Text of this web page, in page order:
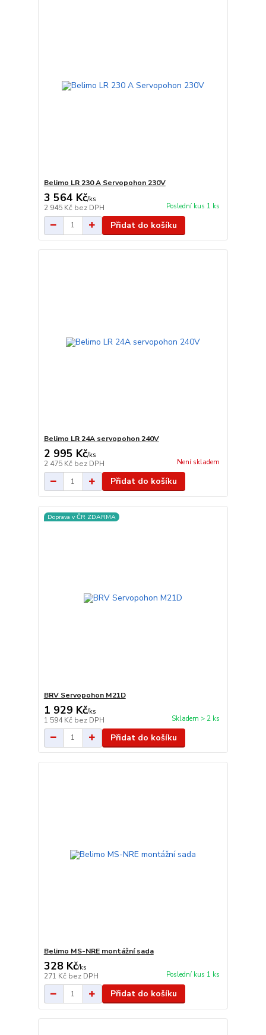
Belimo LR 230 A Servopohon 230V
3 564 Kč/ks
2 945 Kč bez DPH Poslední kus 1 ks
Přidat do košíku
Belimo LR 24A servopohon 240V
2 995 Kč/ks
2 475 Kč bez DPH Není skladem
Přidat do košíku
Doprava v ČR ZDARMA
BRV Servopohon M21D
1 929 Kč/ks
1 594 Kč bez DPH Skladem > 2 ks
Přidat do košíku
Belimo MS-NRE montážní sada
328 Kč/ks
271 Kč bez DPH Poslední kus 1 ks
Přidat do košíku